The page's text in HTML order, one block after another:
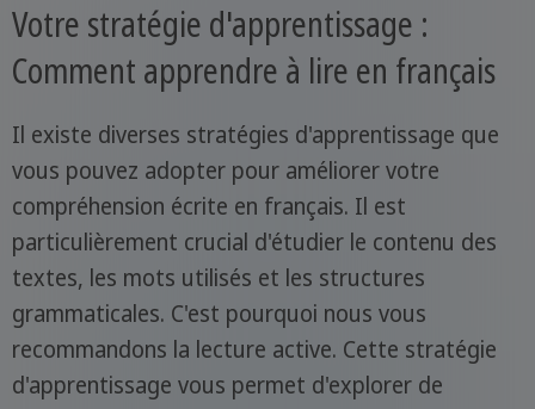
Votre stratégie d'apprentissage :
Comment apprendre à lire en français
Il existe diverses stratégies d'apprentissage que
vous pouvez adopter pour améliorer votre
compréhension écrite en français. Il est
particulièrement crucial d'étudier le contenu des
textes, les mots utilisés et les structures
grammaticales. C'est pourquoi nous vous
recommandons la lecture active. Cette stratégie
d'apprentissage vous permet d'explorer de